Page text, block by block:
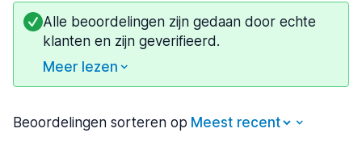
Alle beoordelingen zijn gedaan door echte
klanten en zijn geverifieerd.
Meer lezen
Beoordelingen sorteren op